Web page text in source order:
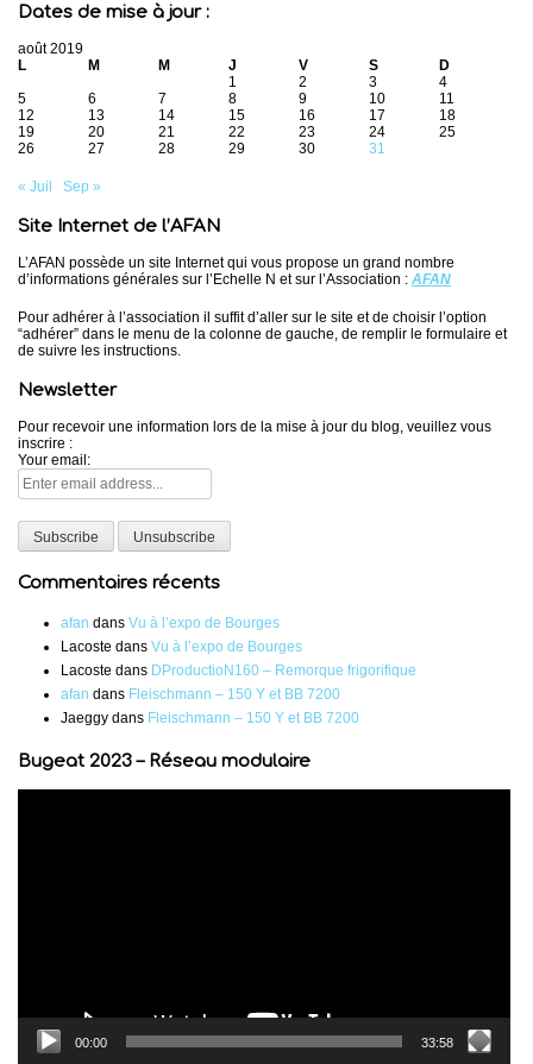
Dates de mise à jour :
août 2019
L
M M J V S
D
1
2 3
4
5
6 7 8 9 10
11
12
13 14 15 16 17
18
19
20 21 22 23 24
25
26
27 28 29 30 31
« Juil Sep »
Site Internet de l’AFAN
L’AFAN possède un site Internet qui vous propose un grand nombre
d’informations générales sur l’Echelle N et sur l’Association : AFAN
Pour adhérer à l’association il suffit d’aller sur le site et de choisir l’option
“adhérer” dans le menu de la colonne de gauche, de remplir le formulaire et
de suivre les instructions.
Newsletter
Pour recevoir une information lors de la mise à jour du blog, veuillez vous
inscrire :
Your email:
Commentaires récents
afan dans Vu à l’expo de Bourges
Lacoste dans Vu à l’expo de Bourges
Lacoste dans DProductioN160 – Remorque frigorifique
afan dans Fleischmann – 150 Y et BB 7200
Jaeggy dans Fleischmann – 150 Y et BB 7200
Bugeat 2023 – Réseau modulaire
00:00 33:58